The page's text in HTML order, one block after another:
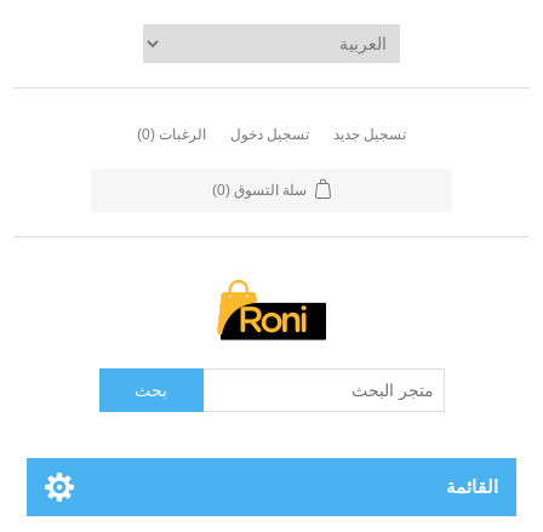
تسجيل جديد تسجيل دخول الرغبات (0)
سلة التسوق (0)
القائمة